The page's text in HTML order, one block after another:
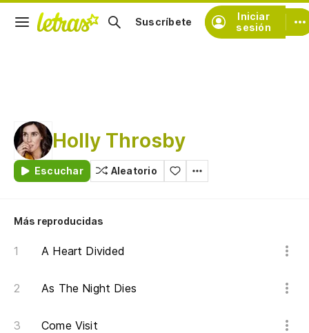
Iniciar
sesión
Suscríbete
Holly Throsby
Escuchar Aleatorio
Más reproducidas
A Heart Divided
As The Night Dies
Come Visit